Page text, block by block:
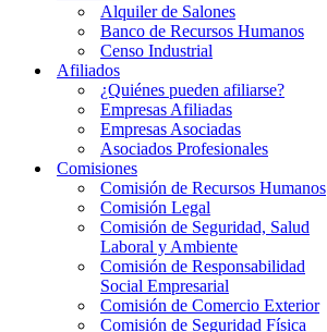
Alquiler de Salones
Banco de Recursos Humanos
Censo Industrial
Afiliados
¿Quiénes pueden afiliarse?
Empresas Afiliadas
Empresas Asociadas
Asociados Profesionales
Comisiones
Comisión de Recursos Humanos
Comisión Legal
Comisión de Seguridad, Salud
Laboral y Ambiente
Comisión de Responsabilidad
Social Empresarial
Comisión de Comercio Exterior
Comisión de Seguridad Física